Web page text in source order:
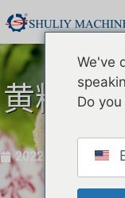
黄粉虫
2022 年 12 月 5 日
We've
Do